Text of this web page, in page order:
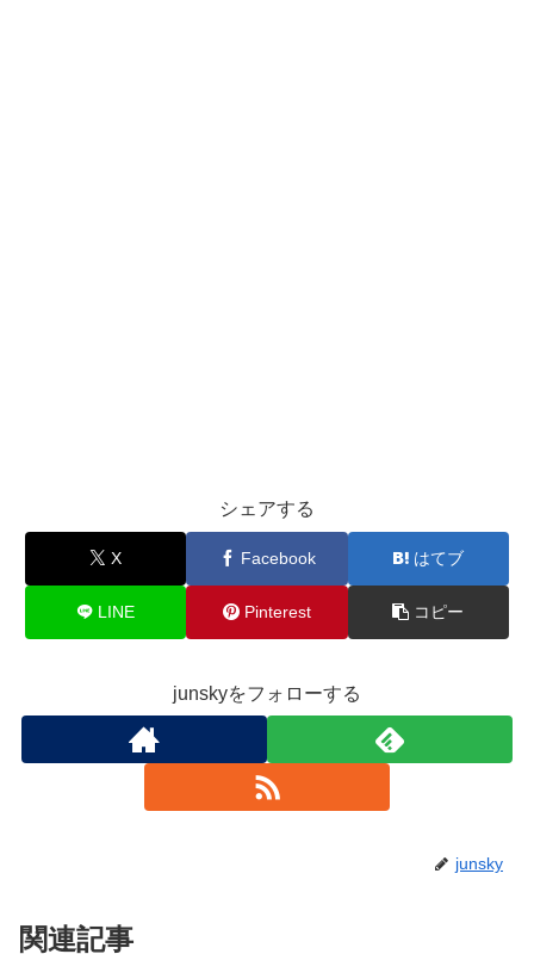
シェアする
X Facebook はてブ
LINE Pinterest コピー
junskyをフォローする
junsky
関連記事